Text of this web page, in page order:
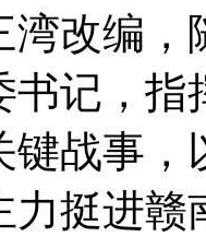
湾改编，
书记，指
键战事，
力挺进